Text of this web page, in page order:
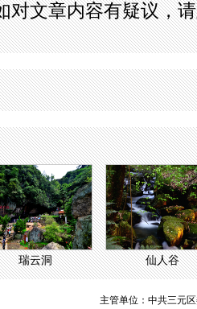
对文章内容有疑议，
瑞云洞 仙人谷
主管单位：中共三元